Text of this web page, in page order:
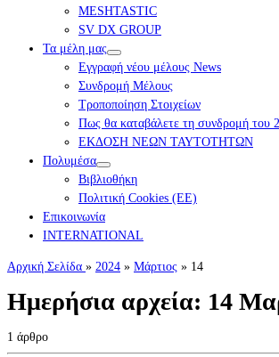
MESHTASTIC
SV DX GROUP
Τα μέλη μας
Εγγραφή νέου μέλους News
Συνδρομή Μέλους
Τροποποίηση Στοιχείων
Πως θα καταβάλετε τη συνδρομή του
ΕΚΔΟΣΗ ΝΕΩΝ ΤΑΥΤΟΤΗΤΩΝ
Πολυμέσα
Βιβλιοθήκη
Πολιτική Cookies (ΕΕ)
Επικοινωνία
INTERNATIONAL
Αρχική Σελίδα » 2024 » Μάρτιος » 14
Ημερήσια αρχεία: 14
1 άρθρο